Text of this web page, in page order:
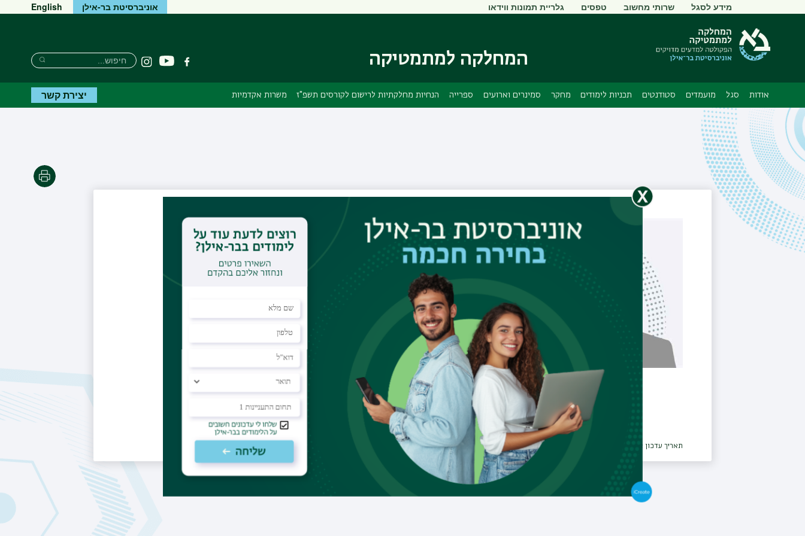
ראשי
תפריט
משני
מידע לסגל שרותי מחשוב טפסים גלריית תמונות ווידאו אוניברסיטת בר-אילן English
המחלקה למתמטיקה פייסבוקיוטיוב Instagram
חיפוש
Search
Search
אודות סגל מועמדים סטודנטים תכניות לימודים מחקר סמינרים וארועים ספרייה הנחיות מחלקתיות לרישום לקורסים תשפ"ז משרות אקדמיות יצירת קשר
הדפסה
הראל בדיחי
תאריך עדכון אחרון : 14/09/2022